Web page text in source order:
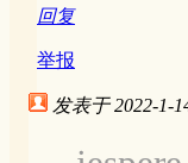
回复
举报
发表于 2022-1-